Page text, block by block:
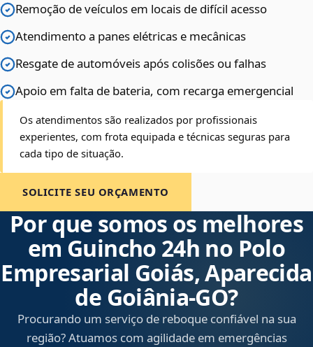
Remoção de veículos em locais de difícil acesso
Atendimento a panes elétricas e mecânicas
Resgate de automóveis após colisões ou falhas
Apoio em falta de bateria, com recarga emergencial
Os atendimentos são realizados por profissionais
experientes, com frota equipada e técnicas seguras para
cada tipo de situação.
SOLICITE SEU ORÇAMENTO
Por que somos os melhores
em Guincho 24h no Polo
Empresarial Goiás, Aparecida
de Goiânia‑GO?
Procurando um serviço de reboque confiável na sua
região? Atuamos com agilidade em emergências